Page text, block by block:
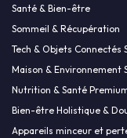
Santé & Bien-être
Sommeil & Récupération
Tech & Objets Connectés
Maison & Environnement
Nutrition & Santé
Bien-être Holistique &
Appareils minceur et